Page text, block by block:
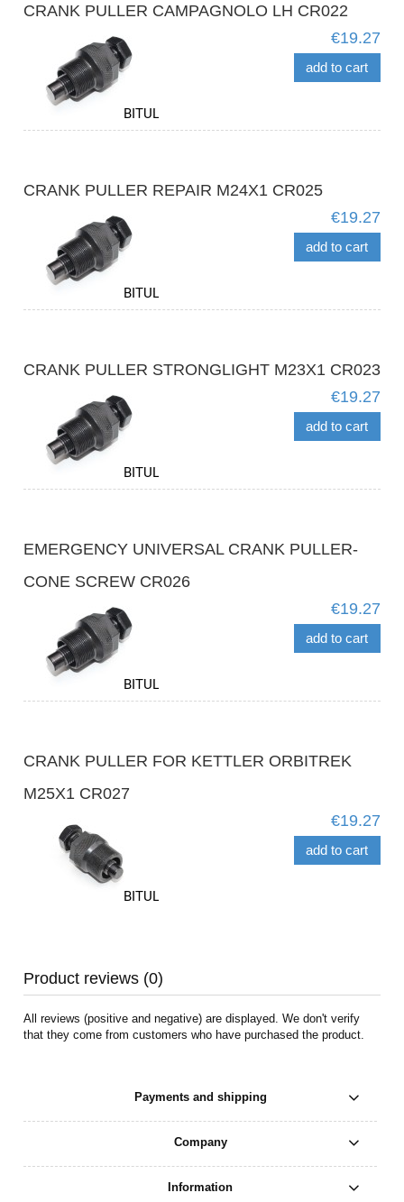
CRANK PULLER CAMPAGNOLO LH CR022
€19.27
add to cart
CRANK PULLER REPAIR M24X1 CR025
€19.27
add to cart
CRANK PULLER STRONGLIGHT M23X1 CR023
€19.27
add to cart
EMERGENCY UNIVERSAL CRANK PULLER-
CONE SCREW CR026
€19.27
add to cart
CRANK PULLER FOR KETTLER ORBITREK
M25X1 CR027
€19.27
add to cart
Product reviews (0)
All reviews (positive and negative) are displayed. We don't verify
that they come from customers who have purchased the product.
Payments and shipping
Company
Information